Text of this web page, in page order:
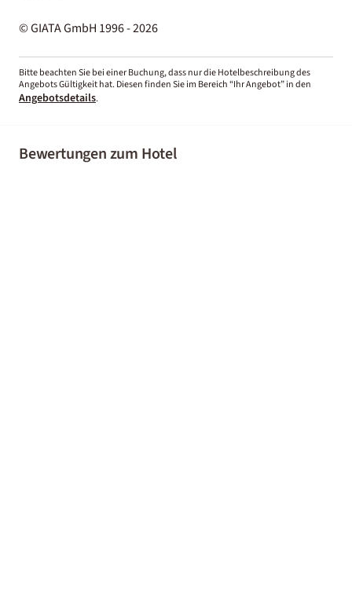
© GIATA GmbH 1996 - 2026
Bitte beachten Sie bei einer Buchung, dass nur die Hotelbeschreibung des
Angebots Gültigkeit hat. Diesen finden Sie im Bereich “Ihr Angebot” in den
Angebotsdetails.
Bewertungen zum Hotel